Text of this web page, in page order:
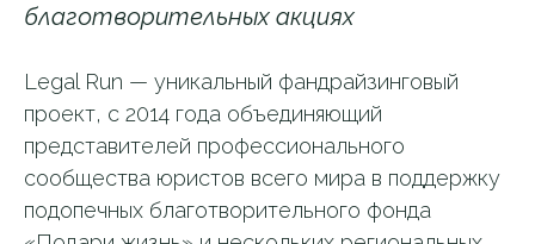
благотворительных акциях
Legal Run — уникальный фандрайзинговый
проект, с 2014 года объединяющий
представителей профессионального
сообщества юристов всего мира в поддержку
подопечных благотворительного фонда